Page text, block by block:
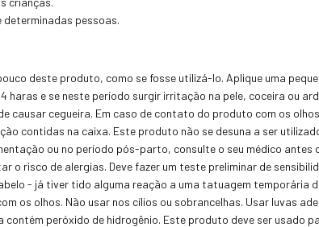
determinadas pessoas.
deste produto, como se fosse utilizá-lo. Aplique uma
haras e se neste período surgir irritação na pele, coceira ou
causar cegueira. Em caso de contato do produto com os
contidas na caixa. Este produto não se desuna a ser
ou no período pós-parto, consulte o seu médico
o risco de alergias. Deve fazer um teste preliminar de
- já tiver tido alguma reação a uma tatuagem temporária
os olhos. Não usar nos cílios ou sobrancelhas. Usar luvas
peróxido de hidrogênio. Este produto deve ser usado